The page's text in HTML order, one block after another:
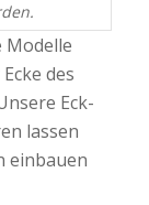
Modelle
des
Eck-
lassen
einbauen